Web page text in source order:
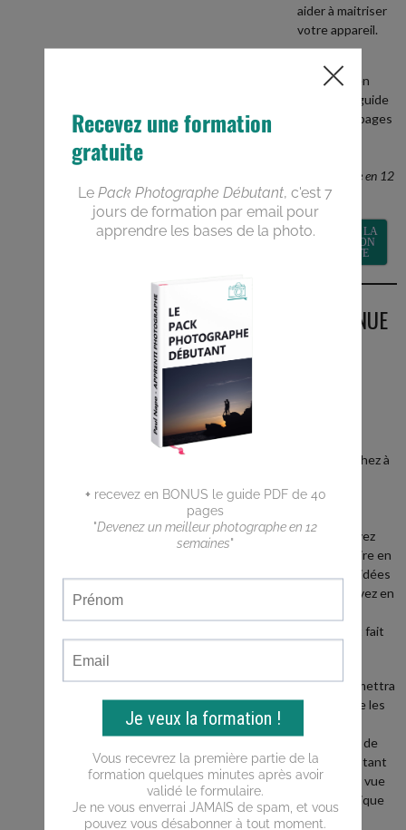
aider à maitriser
votre appareil.
recevez en
BONUS le guide
PDF de 40 pages
photographe en 12
semaines
RECEVOIR LA
FORMATION
GRATUITE
BIENVENUE
Vous cherchez à
meilleures
Vous n'arrivez
pas a traduire en
photos les idées
que vous avez en
Ce blog est fait
Il vous permettra
d'apprendre les
photo, puis de
progresser tant
du point de vue
de la technique
que de la